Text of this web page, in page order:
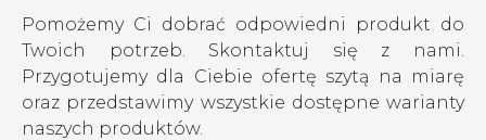
Pomożemy Ci dobrać odpowiedni produkt do
Twoich potrzeb. Skontaktuj się z nami.
Przygotujemy dla Ciebie ofertę szytą na miarę
oraz przedstawimy wszystkie dostępne warianty
naszych produktów.